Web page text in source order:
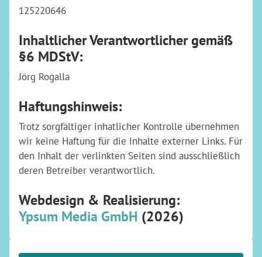
125220646
Inhaltlicher Verantwortlicher gemäß
§6 MDStV:
Jörg Rogalla
Haftungshinweis:
Trotz sorgfältiger inhatlicher Kontrolle übernehmen
wir keine Haftung für die Inhalte externer Links. Für
den Inhalt der verlinkten Seiten sind ausschließlich
deren Betreiber verantwortlich.
Webdesign & Realisierung:
Ypsum Media GmbH (2026)